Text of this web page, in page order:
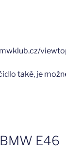
také, je
E46